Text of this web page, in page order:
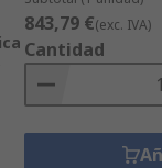
843,79 €(exc. IVA)
Cantidad